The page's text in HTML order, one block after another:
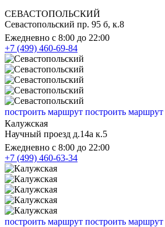
СЕВАСТОПОЛЬСКИЙ
Севастопольский пр. 95 б, к.8
Ежедневно с 8:00 до 22:00
+7 (499) 460-69-84
построить маршрут построить маршрут
Калужская
Научный проезд д.14а к.5
Ежедневно с 8:00 до 22:00
+7 (499) 460-63-34
построить маршрут построить маршрут